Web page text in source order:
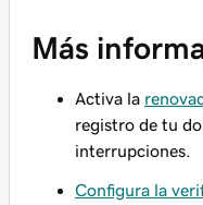
Más
Activa la
registro de tu
interrupciones.
Configura la